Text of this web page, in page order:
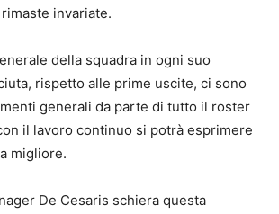
invariate.
della squadra in ogni suo
rispetto alle prime uscite, ci sono
generali da parte di tutto il roster
il lavoro continuo si potrà esprimere
migliore.
De Cesaris schiera questa